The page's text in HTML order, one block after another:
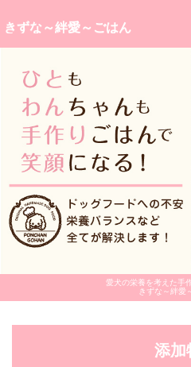
愛犬の栄養を考えた手
きずな～絆愛
きずな～絆愛～ごはん
添加